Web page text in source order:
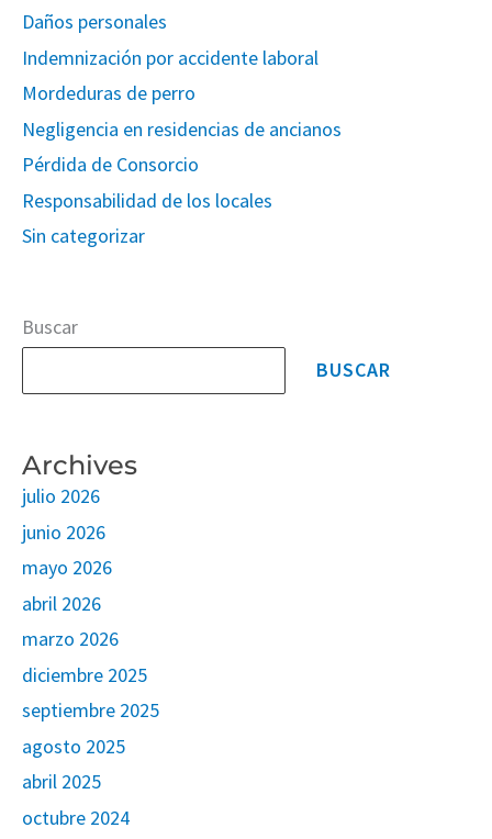
Daños personales
Indemnización por accidente laboral
Mordeduras de perro
Negligencia en residencias de ancianos
Pérdida de Consorcio
Responsabilidad de los locales
Sin categorizar
Buscar
BUSCAR
Archives
julio 2026
junio 2026
mayo 2026
abril 2026
marzo 2026
diciembre 2025
septiembre 2025
agosto 2025
abril 2025
octubre 2024